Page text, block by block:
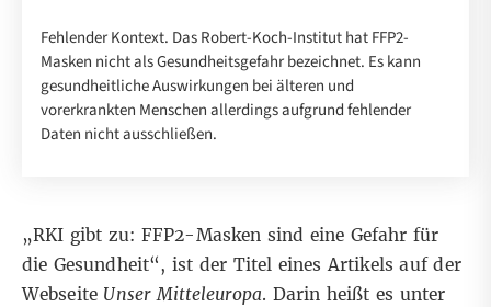
Fehlender Kontext. Das Robert-Koch-Institut hat FFP2-
Masken nicht als Gesundheitsgefahr bezeichnet. Es kann
gesundheitliche Auswirkungen bei älteren und
vorerkrankten Menschen allerdings aufgrund fehlender
Daten nicht ausschließen.
„RKI gibt zu: FFP2-Masken sind eine Gefahr für
die Gesundheit“, ist der Titel eines Artikels auf der
Webseite Unser Mitteleuropa. Darin heißt es unter